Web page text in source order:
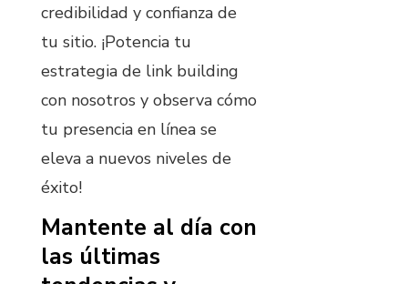
credibilidad y confianza de
tu sitio. ¡Potencia tu
estrategia de link building
con nosotros y observa cómo
tu presencia en línea se
eleva a nuevos niveles de
éxito!
Mantente al día con
las últimas